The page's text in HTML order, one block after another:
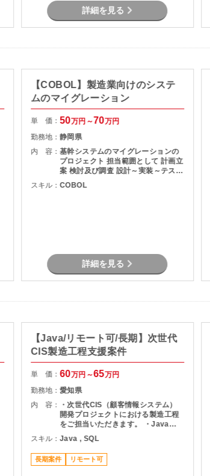
詳細を見る
【COBOL】製造業向けのシステ
ムのマイグレーション
単 価：50万円～70万円
勤務地：静岡県
内 容：基幹システムのマイグレーションの
プロジェクト 担当範囲として 計画立
案 検討及び調査 設計～実装～テスト
と幅広く担当頂くスキルを求められ
ています。 業務側の別部門と連携と
スキル：COBOL
詳細を見る
【Java/リモート可/長期】次世代
CIS製造工程支援案件
単 価：60万円～65万円
勤務地：愛知県
内 容：
・次世代CIS（顧客情報システム）
開発プロジェクトにおける製造工程
をご担当いただきます。 ・Javaを
用いた開発業務 ・テスト実施
（Junit） ・Oracle環境での開発 ・
結合工程を中心とした開発支援
スキル：Java , SQL
長期案件 リモート可